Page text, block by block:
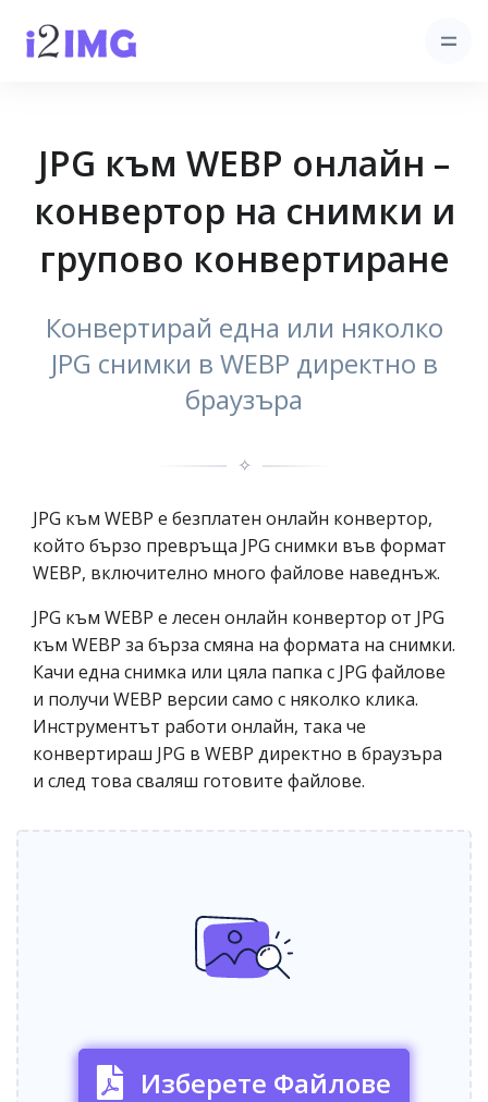
JPG към WEBP онлайн –
конвертор на снимки и
групово конвертиране
Конвертирай една или няколко
JPG снимки в WEBP директно в
браузъра
✧
JPG към WEBP е безплатен онлайн конвертор,
който бързо превръща JPG снимки във формат
WEBP, включително много файлове наведнъж.
JPG към WEBP е лесен онлайн конвертор от JPG
към WEBP за бърза смяна на формата на снимки.
Качи една снимка или цяла папка с JPG файлове
и получи WEBP версии само с няколко клика.
Инструментът работи онлайн, така че
конвертираш JPG в WEBP директно в браузъра
и след това сваляш готовите файлове.
Изберете Файлове